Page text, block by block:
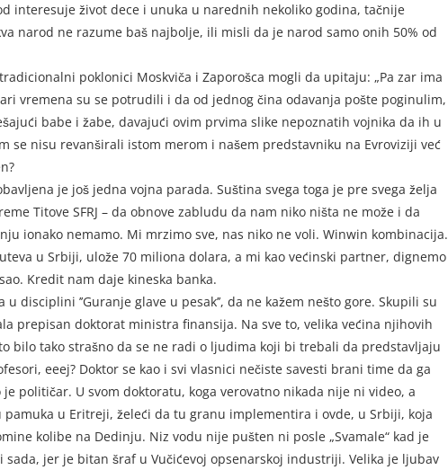
interesuje život dece i unuka u narednih nekoliko godina, tačnije
narod ne razume baš najbolje, ili misli da je narod samo onih 50% od
poklonici Moskviča i Zaporošca mogli da upitaju: „Pa zar ima
vremena su se potrudili i da od jednog čina odavanja pošte poginulim,
babe i žabe, davajući ovim prvima slike nepoznatih vojnika da ih u
se nisu revanširali istom merom i našem predstavniku na Evroviziji već
je još jedna vojna parada. Suština svega toga je pre svega želja
Titove SFRJ – da obnove zabludu da nam niko ništa ne može i da
ionako nemamo. Mi mrzimo sve, nas niko ne voli. Winwin kombinacija.
u Srbiji, ulože 70 miliona dolara, a mi kao većinski partner, dignemo
Kredit nam daje kineska banka.
disciplini ’’Guranje glave u pesak’’, da ne kažem nešto gore. Skupili su
prepisan doktorat ministra finansija. Na sve to, velika većina njihovih
bilo tako strašno da se ne radi o ljudima koji bi trebali da predstavljaju
eeej? Doktor se kao i svi vlasnici nečiste savesti brani time da ga
političar. U svom doktoratu, koga verovatno nikada nije ni video, a
u Eritreji, želeći da tu granu implementira i ovde, u Srbiji, koja
kolibe na Dedinju. Niz vodu nije pušten ni posle „Svamale“ kad je
jer je bitan šraf u Vučićevoj opsenarskoj industriji. Velika je ljubav